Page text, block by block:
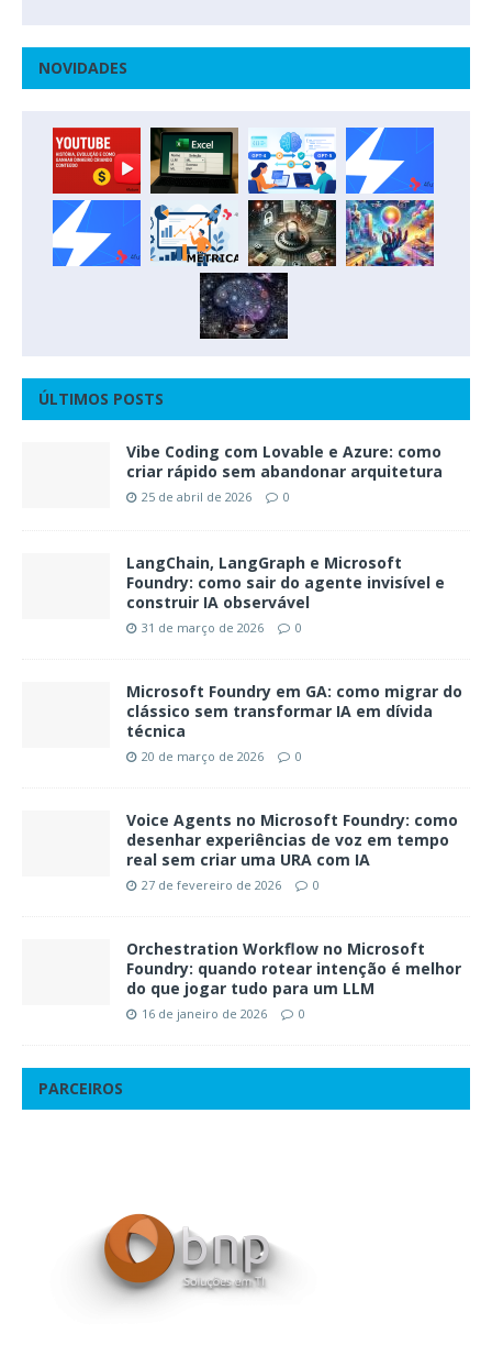
NOVIDADES
ÚLTIMOS POSTS
Vibe Coding com Lovable e Azure: como
criar rápido sem abandonar arquitetura
25 de abril de 2026 0
LangChain, LangGraph e Microsoft
Foundry: como sair do agente invisível e
construir IA observável
31 de março de 2026 0
Microsoft Foundry em GA: como migrar do
clássico sem transformar IA em dívida
técnica
20 de março de 2026 0
Voice Agents no Microsoft Foundry: como
desenhar experiências de voz em tempo
real sem criar uma URA com IA
27 de fevereiro de 2026 0
Orchestration Workflow no Microsoft
Foundry: quando rotear intenção é melhor
do que jogar tudo para um LLM
16 de janeiro de 2026 0
PARCEIROS